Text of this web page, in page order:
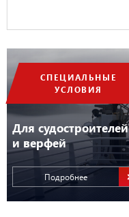
СПЕЦИАЛЬНЫЕ
УСЛОВИЯ
Для судостроителей
и верфей
Подробнее